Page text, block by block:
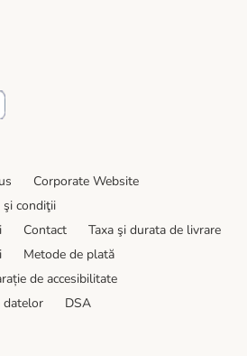
Method
Security
Corporate Website
şi condiţii
Contact
Taxa şi durata de livrare
Metode de plată
de accesibilitate
datelor
DSA